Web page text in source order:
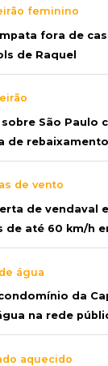
feminino
fora de
de Raquel
São Paulo
de rebaixamento
de vento
de vendaval
de até 60 km/h
água
da
na rede
aquecido